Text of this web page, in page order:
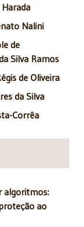
Nalini
de
Silva Ramos
de Oliveira
da Silva
Corrêa
algoritmos:
ao